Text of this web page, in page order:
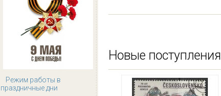
Режим работы в
праздничные дни
Новые поступления